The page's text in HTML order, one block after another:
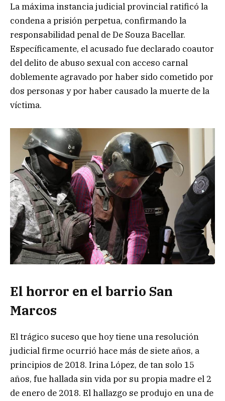
La máxima instancia judicial provincial ratificó la
condena a prisión perpetua, confirmando la
responsabilidad penal de De Souza Bacellar.
Específicamente, el acusado fue declarado coautor
del delito de abuso sexual con acceso carnal
doblemente agravado por haber sido cometido por
dos personas y por haber causado la muerte de la
víctima.
El horror en el barrio San
Marcos
El trágico suceso que hoy tiene una resolución
judicial firme ocurrió hace más de siete años, a
principios de 2018. Irina López, de tan solo 15
años, fue hallada sin vida por su propia madre el 2
de enero de 2018. El hallazgo se produjo en una de